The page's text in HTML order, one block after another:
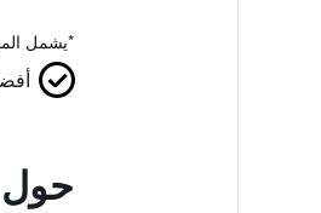
*يشمل